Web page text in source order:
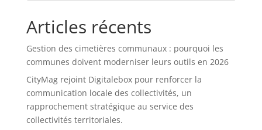
Articles récents
Gestion des cimetières communaux : pourquoi les
communes doivent moderniser leurs outils en 2026
CityMag rejoint Digitalebox pour renforcer la
communication locale des collectivités, un
rapprochement stratégique au service des
collectivités territoriales.